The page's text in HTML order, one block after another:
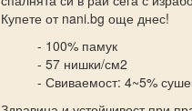
Купете от nani.bg още днес!
- 100% памук
- 57 нишки/см2
- Свиваемост: 4~5%